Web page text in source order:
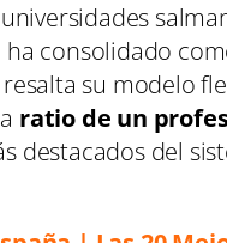
ha consolidado
resalta su modelo
ratio de un
destacados del